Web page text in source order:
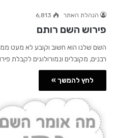
הנהלת האתר 6,813
פירוש השם רותם
השם שלנו הוא חשוב וקובע לא מעט
רבנים, מקובלים ונמורולוגים לקבלת
לחץ להמשך »